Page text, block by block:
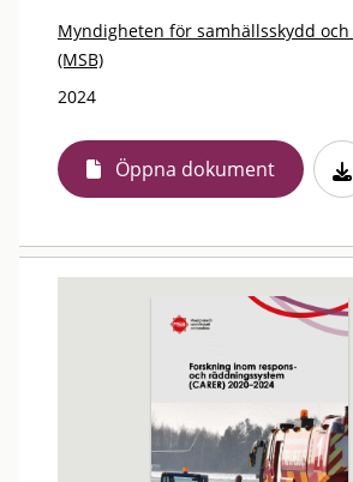
Myndigheten för samhällsskydd
(MSB)
2024
Öppna dokument